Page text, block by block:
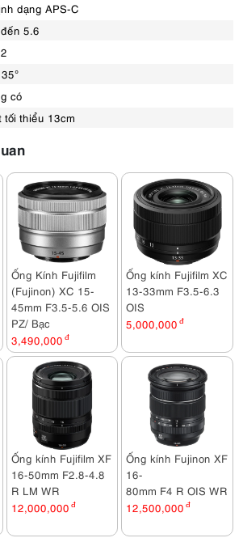
dạng APS-C
5.6
có
tối thiểu 13cm
Ống Kính Fujifilm
(Fujinon) XC 15-
45mm F3.5-5.6 OIS
PZ/ Bạc
3,490,000 đ
Ống kính Fujifilm XC
13-33mm F3.5-6.3
OIS
5,000,000 đ
Ống kính Fujifilm XF
16-50mm F2.8-4.8
R LM WR
12,000,000 đ
Ống kính Fujinon XF
16-
80mm F4 R OIS WR
12,500,000 đ